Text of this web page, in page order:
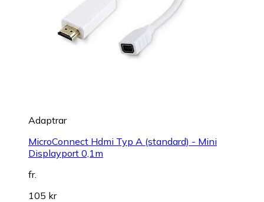
Adaptrar
MicroConnect Hdmi Typ A (standard) - Mini
Displayport 0,1m
fr.
105 kr